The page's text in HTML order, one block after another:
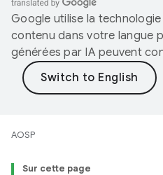
Google utilise la
contenu dans votre langue
générées par IA peuvent
AOSP
Sur cette page